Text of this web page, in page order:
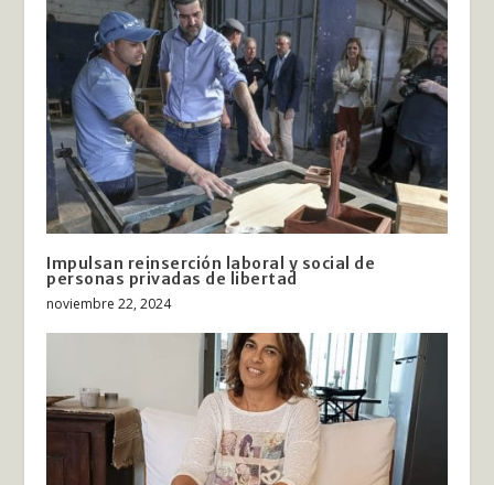
Impulsan reinserción laboral y social de
personas privadas de libertad
noviembre 22, 2024